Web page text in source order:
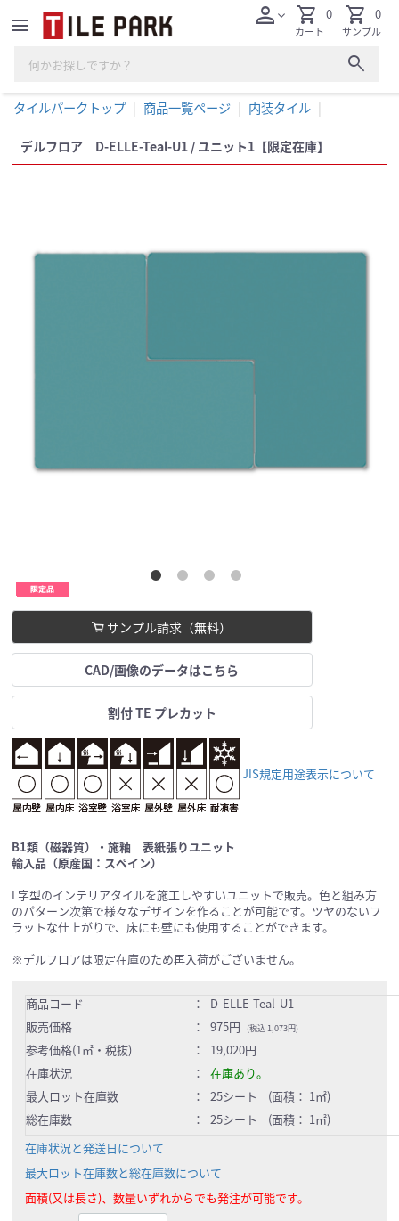
menu
search
personexpand_more shopping_cart
カート
0 shopping_cart
サンプル
0
タイルパークトップ 商品一覧ページ 内装タイル
デルフロア D-ELLE-Teal-U1 / ユニット1【限定在庫】
サンプル請求（無料）
CAD/画像のデータはこちら
割付 TE プレカット
JIS規定用途表示について
B1類（磁器質）・施釉 表紙張りユニット
輸入品（原産国：スペイン）
L字型のインテリアタイルを施工しやすいユニットで販売。色と組み方
のパターン次第で様々なデザインを作ることが可能です。ツヤのないフ
ラットな仕上がりで、床にも壁にも使用することができます。
※デルフロアは限定在庫のため再入荷がございません。
商品コード ：
D-ELLE-Teal-U1
販売価格
： 975円 (税込 1,073円)
参考価格(1㎡・税抜) ：
19,020円
在庫状況
：
在庫あり。
最大ロット在庫数
：
25シート (面積： 1㎡)
総在庫数
：
25シート (面積： 1㎡)
在庫状況と発送日について
最大ロット在庫数と総在庫数について
面積(又は長さ)、数量いずれからでも発注が可能です。